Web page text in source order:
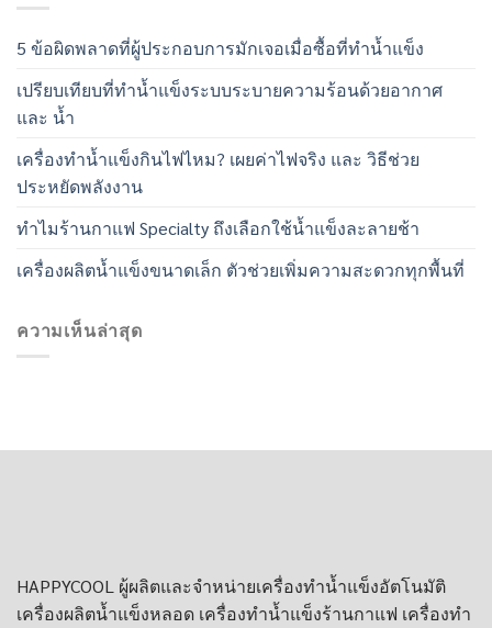
5 ข้อผิดพลาดที่ผู้ประกอบการมักเจอเมื่อซื้อที่ทำน้ำแข็ง
เปรียบเทียบที่ทำน้ำแข็งระบบระบายความร้อนด้วยอากาศ
และ น้ำ
เครื่องทำน้ำแข็งกินไฟไหม? เผยค่าไฟจริง และ วิธีช่วย
ประหยัดพลังงาน
ทำไมร้านกาแฟ Specialty ถึงเลือกใช้น้ำแข็งละลายช้า
เครื่องผลิตน้ำแข็งขนาดเล็ก ตัวช่วยเพิ่มความสะดวกทุกพื้นที่
ความเห็นล่าสุด
HAPPYCOOL ผู้ผลิตและจำหน่ายเครื่องทำน้ำแข็งอัตโนมัติ
เครื่องผลิตน้ำแข็งหลอด เครื่องทําน้ำแข็งร้านกาแฟ เครื่องทำ